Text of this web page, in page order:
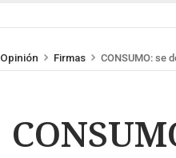
Opinión Firmas CONSUMO: se